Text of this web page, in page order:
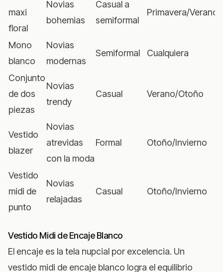
maxi
floral
Novias
bohemias
Casual a
semiformal
Primavera/Verano
Mono
blanco
Novias
modernas
Semiformal Cualquiera
Conjunto
de dos
piezas
Novias
trendy
Casual Verano/Otoño
Vestido
blazer
Novias
atrevidas
con la moda
Formal Otoño/Invierno
Vestido
midi de
punto
Novias
relajadas
Casual Otoño/Invierno
Vestido Midi de Encaje Blanco
El encaje es la tela nupcial por excelencia. Un
vestido midi de encaje blanco logra el equilibrio